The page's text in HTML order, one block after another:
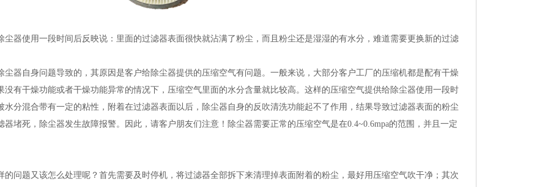
尘器使用一段时间后反映说：里面的过滤器表面很快就沾满了粉尘，而且粉尘还是湿湿的有水分，难道需要更换新的过滤
尘器自身问题导致的，其原因是客户给除尘器提供的压缩空气有问题。一般来说，大部分客户工厂的压缩机都是配有干燥
没有干燥功能或者干燥功能异常的情况下，压缩空气里面的水分含量就比较高。这样的压缩空气提供给除尘器使用一段时
水分混合带有一定的粘性，附着在过滤器表面以后，除尘器自身的反吹清洗功能起不了作用，结果导致过滤器表面的粉尘
器堵死，除尘器发生故障报警。因此，请客户朋友们注意！除尘器需要正常的压缩空气是在0.4~0.6mpa的范围，并且一定
的问题又该怎么处理呢？首先需要及时停机，将过滤器全部拆下来清理掉表面附着的粉尘，最好用压缩空气吹干净；其次